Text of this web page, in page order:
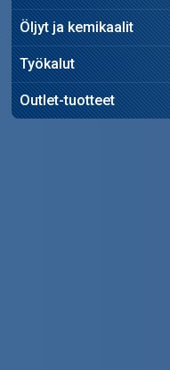
Öljyt ja kemikaalit
Työkalut
Outlet-tuotteet